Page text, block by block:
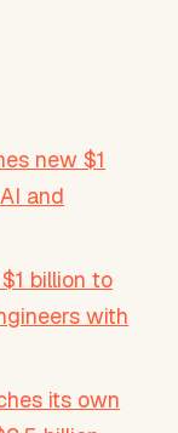
new $1
and
billion to
with
its own